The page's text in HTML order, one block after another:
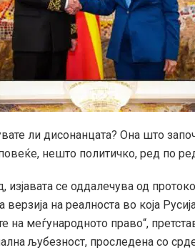
ли дисонанцата? Она што
нешто политичко, ред по
изјавата се оддалечува од
верзија на реалноста во која
на меѓународното право“,
љубезност, проследена со